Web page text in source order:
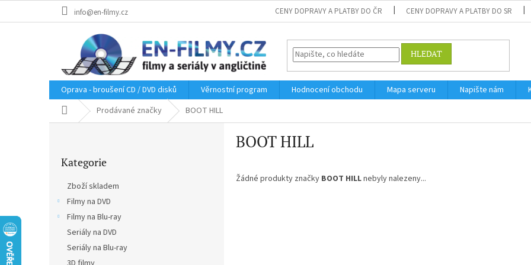
info@en-filmy.cz CENY DOPRAVY A PLATBY DO ČR CENY DOPRAVY A PLATBY DO SR
HLEDAT
Oprava - broušení CD / DVD disků Věrnostní program Hodnocení obchodu Mapa serveru Napište nám
Domů Prodávané značky BOOT HILL
kategorie
Kategorie
Zboží skladem
Filmy na DVD
Filmy na Blu-ray
Seriály na DVD
Seriály na Blu-ray
BOOT HILL
Žádné produkty značky BOOT HILLnebyly nalezeny...